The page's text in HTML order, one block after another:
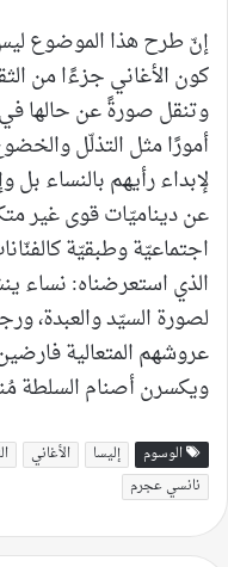
إنّ طرح هذا الموضوع
كون الأغاني جزءًا من
وتنقل صورةً عن حالها
أمورًا مثل التذلّل
لإبداء رأيهم بالنساء
عن ديناميّات قوى غير
اجتماعيّة وطبقيّة
الذي استعرضناه:
لصورة السيّد والعبدة،
عروشهم المتعالية
ويكسرن أصنام السلطة
الوسوم إليسا الأغاني
نانسي عجرم